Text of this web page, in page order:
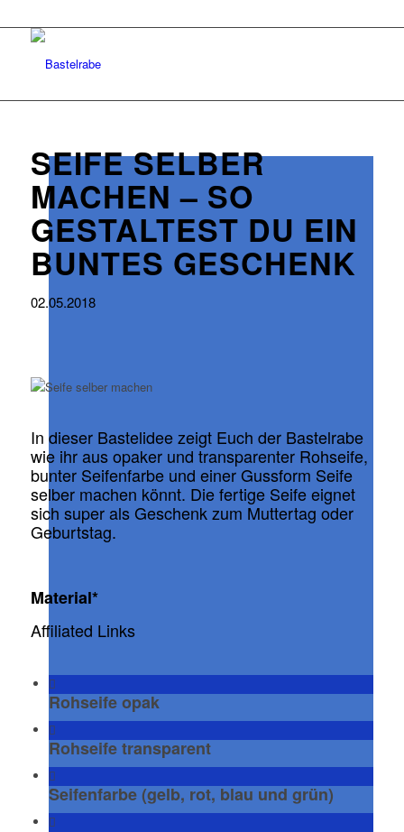
SEIFE SELBER
MACHEN – SO
GESTALTEST DU EIN
BUNTES GESCHENK
02.05.2018
In dieser Bastelidee zeigt Euch der Bastelrabe
wie ihr aus opaker und transparenter Rohseife,
bunter Seifenfarbe und einer Gussform Seife
selber machen könnt. Die fertige Seife eignet
sich super als Geschenk zum Muttertag oder
Geburtstag.
Material*
Affiliated Links
Rohseife opak
Rohseife transparent
Seifenfarbe (gelb, rot, blau und grün)